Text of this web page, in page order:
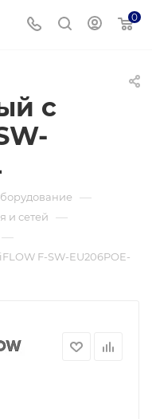
0
с
—
и сетей —
—
F-SW-EU206POE-